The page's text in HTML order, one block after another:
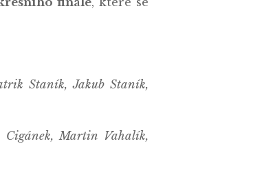
Staník, Jakub Staník,
Cigánek, Martin Vahalík,